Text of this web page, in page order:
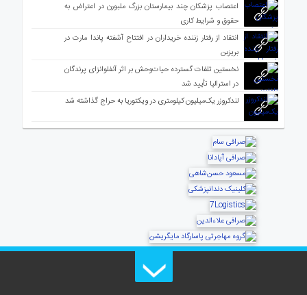
اعتصاب پزشکان چند بیمارستان بزرگ ملبورن در اعتراض به
حقوق و شرایط کاری
انتقاد از رفتار زننده خریداران در افتتاح آشفته پاندا مارت در
بریزبن
نخستین تلفات گسترده حیات‌وحش بر اثر آنفلوانزای پرندگان
در استرالیا تأیید شد
لندکروزر یک‌میلیون کیلومتری در ویکتوریا به حراج گذاشته شد